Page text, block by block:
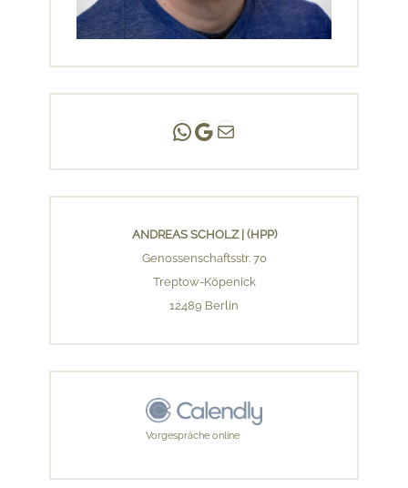
Andreas Scholz | (HPP)
Praxis Adlershof
E-Mail an mich ...
ANDREAS SCHOLZ | (HPP)
Genossenschaftsstr. 70
Treptow-Köpenick
12489 Berlin
Vorgespräche online